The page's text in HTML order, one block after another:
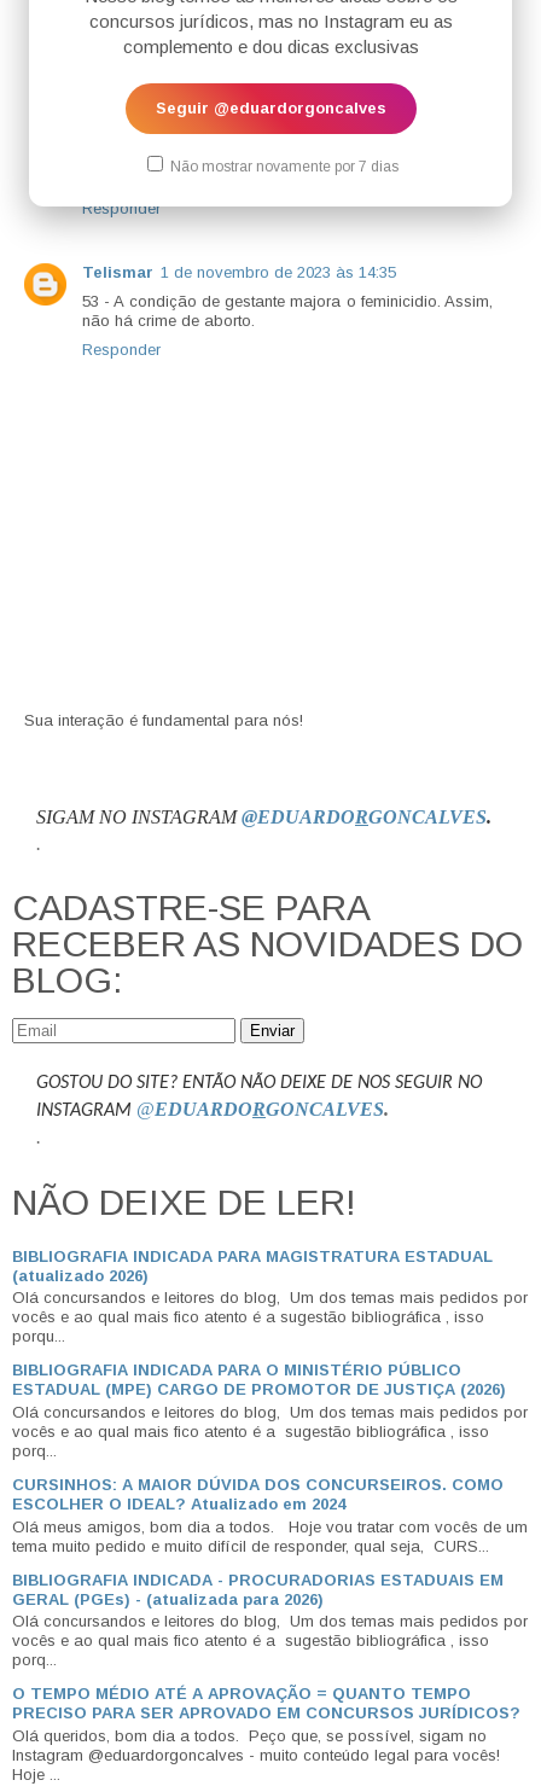
concursos jurídicos, mas no Instagram eu as
complemento e dou dicas exclusivas
Seguir @eduardorgoncalves
Não mostrar novamente por 7 dias
21 de abril de 2023 às 14:38
excelente simulado, os pontos mais importantes para a
prova.
Responder
Responder
Telismar 1 de novembro de 2023 às 14:35
53 - A condição de gestante majora o feminicidio. Assim,
não há crime de aborto.
Responder
Sua interação é fundamental para nós!
SIGAM NO INSTAGRAM@EDUARDORGONCALVES.
.
CADASTRE-SE PARA
RECEBER AS NOVIDADES DO
BLOG:
Enviar
GOSTOU DO SITE? ENTÃO NÃO DEIXE DE NOS SEGUIR NO
INSTAGRAM @EDUARDORGONCALVES.
.
NÃO DEIXE DE LER!
BIBLIOGRAFIA INDICADA PARA MAGISTRATURA ESTADUAL
(atualizado 2026)
Olá concursandos e leitores do blog, Um dos temas mais pedidos por
vocês e ao qual mais fico atento é a sugestão bibliográfica , isso
porqu...
BIBLIOGRAFIA INDICADA PARA O MINISTÉRIO PÚBLICO
ESTADUAL (MPE) CARGO DE PROMOTOR DE JUSTIÇA (2026)
Olá concursandos e leitores do blog, Um dos temas mais pedidos por
vocês e ao qual mais fico atento é a sugestão bibliográfica , isso
porq...
CURSINHOS: A MAIOR DÚVIDA DOS CONCURSEIROS. COMO
ESCOLHER O IDEAL? Atualizado em 2024
Olá meus amigos, bom dia a todos. Hoje vou tratar com vocês de um
tema muito pedido e muito difícil de responder, qual seja, CURS...
BIBLIOGRAFIA INDICADA - PROCURADORIAS ESTADUAIS EM
GERAL (PGEs) - (atualizada para 2026)
Olá concursandos e leitores do blog, Um dos temas mais pedidos por
vocês e ao qual mais fico atento é a sugestão bibliográfica , isso
porq...
O TEMPO MÉDIO ATÉ A APROVAÇÃO = QUANTO TEMPO
PRECISO PARA SER APROVADO EM CONCURSOS JURÍDICOS?
Olá queridos, bom dia a todos. Peço que, se possível, sigam no
Instagram @eduardorgoncalves - muito conteúdo legal para vocês!
Hoje ...